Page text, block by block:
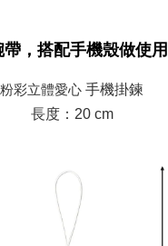
，搭配手機殼做使用
粉彩立體愛心 手機掛鍊
長度：20 cm